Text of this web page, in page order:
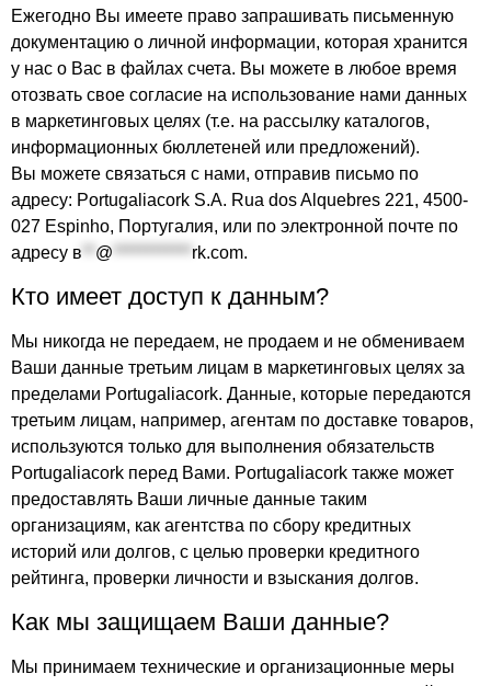
Ежегодно Вы имеете право запрашивать письменную
документацию о личной информации, которая хранится
у нас о Вас в файлах счета. Вы можете в любое время
отозвать свое согласие на использование нами данных
в маркетинговых целях (т.е. на рассылку каталогов,
информационных бюллетеней или предложений).
Вы можете связаться с нами, отправив письмо по
адресу: Portugaliacork S.A. Rua dos Alquebres 221, 4500-
027 Espinho, Португалия, или по электронной почте по
адресу в ** @ ************ rk.com.
Кто имеет доступ к данным?
Мы никогда не передаем, не продаем и не обмениваем
Ваши данные третьим лицам в маркетинговых целях за
пределами Portugaliacork. Данные, которые передаются
третьим лицам, например, агентам по доставке товаров,
используются только для выполнения обязательств
Portugaliacork перед Вами. Portugaliacork также может
предоставлять Ваши личные данные таким
организациям, как агентства по сбору кредитных
историй или долгов, с целью проверки кредитного
рейтинга, проверки личности и взыскания долгов.
Как мы защищаем Ваши данные?
Мы принимаем технические и организационные меры